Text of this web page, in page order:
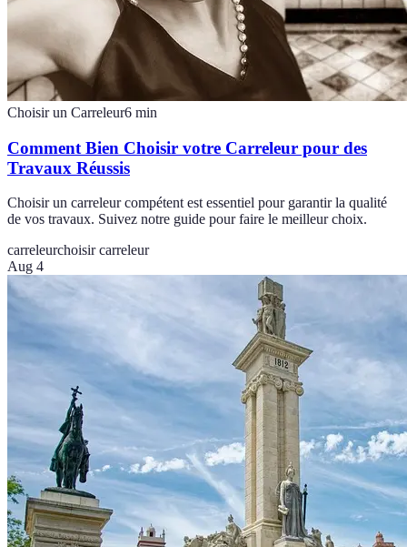
Choisir un Carreleur6 min
Comment Bien Choisir votre Carreleur pour des
Travaux Réussis
Choisir un carreleur compétent est essentiel pour garantir la qualité
de vos travaux. Suivez notre guide pour faire le meilleur choix.
carreleurchoisir carreleur
Aug 4